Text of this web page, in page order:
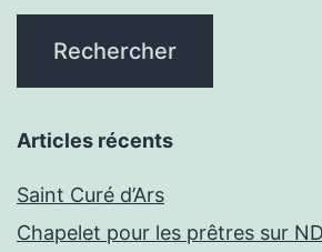
Articles récents
Saint Curé d’Ars
Chapelet pour les prêtres sur